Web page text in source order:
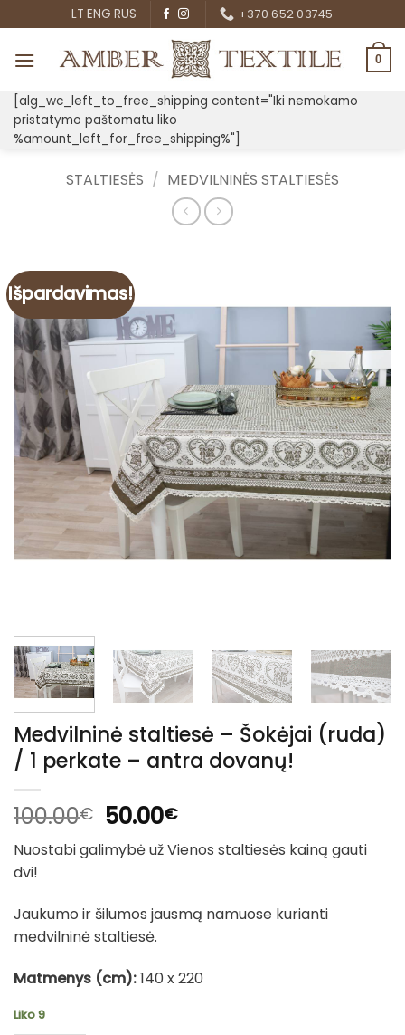
to
content
LT ENG RUS +370 652 03745
0
[alg_wc_left_to_free_shipping content="Iki nemokamo
pristatymo paštomatu liko
%amount_left_for_free_shipping%"]
STALTIESĖS / MEDVILNINĖS STALTIESĖS
Išpardavimas!
Medvilninė staltiesė – Šokėjai (ruda)
/ 1 perkate – antra dovanų!
100.00€ Original
price
was:
50.00€Current
price
is:
Nuostabi galimybė už Vienos staltiesės kainą gauti
dvi!
Jaukumo ir šilumos jausmą namuose kurianti
medvilninė staltiesė.
Matmenys (cm):140 x 220
Liko 9